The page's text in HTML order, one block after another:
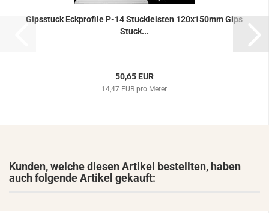
Gips­stuck Eck­pro­fi­le P-14 Stuck­leis­ten 120x150mm Gips
Stuck...
50,65 EUR
14,47 EUR pro Meter
Kunden, welche diesen Artikel bestellten, haben
auch folgende Artikel gekauft: